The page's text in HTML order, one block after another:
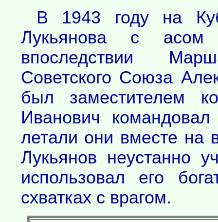
В 1943 году на
Лукьянова с асом
впоследствии
Советского Союза
был заместителем
Иванович
летали они вместе на
Лукьянов неустанно
использовал его
схватках с врагом.